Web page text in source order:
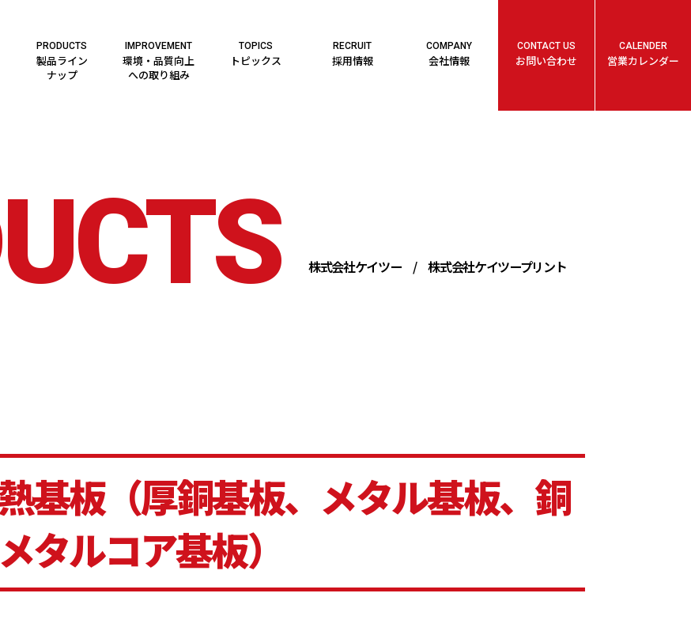
PRODUCTS
製品ライン
ナップ
IMPROVEMENT
環境・品質向上
への取り組み
TOPICS
トピックス
RECRUIT
採用情報
COMPANY
会社情報
CONTACT US
お問い合わせ
CALENDER
営業カレンダー
株式会社ケイツー/株式会社ケイツープリント
基板（厚銅基板、メタル基板、銅
タルコア基板）